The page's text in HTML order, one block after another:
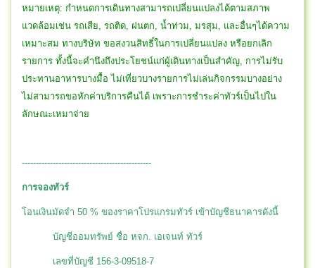
หมายเหตุ: กำหนดการเดินทางสามารถเปลี่ยนแปลงได้ตามสภาพ
แวดล้อมเช่น รถเสีย, รถติด, ฝนตก, น้ำท่วม, มรสุม, และอื่นๆได้ความ
เหมาะสม ทางบริษัท ขอสงวนสิทธิ์ในการเปลี่ยนแปลง หรือยกเลิก
รายการ ทั้งนี้จะคำนึงถึงประโยชน์แก่ผู้เดินทางเป็นสำคัญ, การไม่รับ
ประทานอาหารบางมื้อ ไม่เที่ยวบางรายการไม่เล่นกิจกรรมบางอย่าง
ไม่สามารถขอหักค่าบริการคืนได้ เพราะการชำระค่าทัวร์เป็นไปใน
ลักษณะเหมาจ่าย
----------------------------------------------
การจองทัวร์
โอนเงินมัดจำ 50 % ของราคาโปรแกรมทัวร์ เข้าบัญชีธนาคารดังนี้
บัญชีออมทรัพย์ ชื่อ หจก. เอเจนท์ ทัวร์
เลขที่บัญชี 156-3-09518-7